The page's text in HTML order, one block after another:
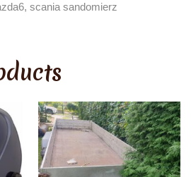
scania sandomierz